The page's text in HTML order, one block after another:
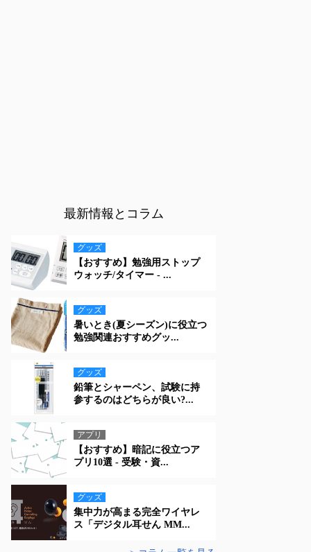
最新情報とコラム
グッズ
【おすすめ】勉強用ストップ
ウォッチ/タイマー - ...
グッズ
暑いとき(夏シーズン)に役立つ
勉強関連おすすめグッ...
グッズ
鉛筆とシャーペン、試験に持
参するのはどちらが良い?...
アプリ
【おすすめ】暗記に役立つア
プリ10選 - 受験・資...
グッズ
集中力が高まる完全ワイヤレ
ス「デジタル耳せん MM...